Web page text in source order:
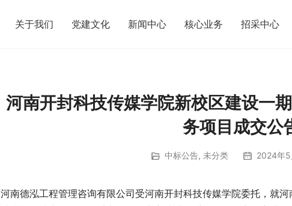
关于我们 党建文化 新闻中心 核心业务 招采中心
河南开封科技传媒学院新校区建设一
务项目成交
中标公告, 未分类 2024年
河南德泓工程管理咨询有限公司受河南开封科技传媒学院委托，就